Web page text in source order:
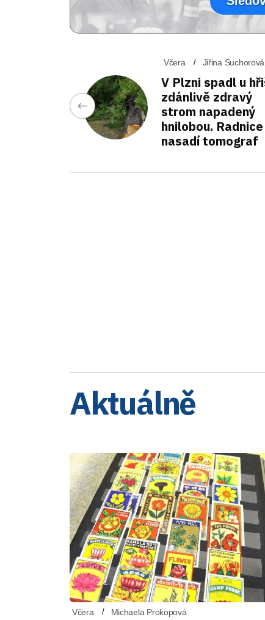
Včera Jiřina Suchorová
V Plzni spadl u
zdánlivě zdravý
strom napadený
hnilobou. Radnice
nasadí tomograf
Aktuálně
Včera Michaela Prokopová